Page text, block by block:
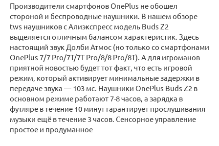
Производители смартфонов OnePlus не обошел
стороной и беспроводные наушники. В нашем обзоре
tws наушников с Алиэкспресс модель Buds Z2
выделяется отличным балансом характеристик. Здесь
настоящий звук Долби Атмос (но только со смартфонами
OnePlus 7/7 Pro/7T/7T Pro/8/8 Pro/8T). А для игроманов
приятной новостью будет тот факт, что есть игровой
режим, который активирует минимальные задержки в
передаче звука — 103 мс. Наушники OnePlus Buds Z2 в
основном режиме работают 7-8 часов, а зарядка в
футляре в течение 10 минут гарантирует прослушивания
музыки ещё в течение 3 часов. Сенсорное управление
простое и продуманное